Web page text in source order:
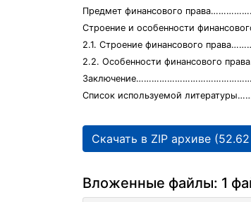
Предмет финансового
Строение и особенности
2.1. Строение финансового
2.2. Особенности финансового
Список используемой
Скачать в ZIP архиве
Вложенные файлы: 1